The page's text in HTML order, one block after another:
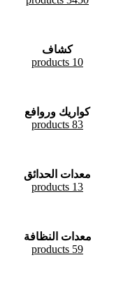
كشاف
10 products
كواريك وروافع
83 products
معدات الحدائق
13 products
معدات النظافة
59 products